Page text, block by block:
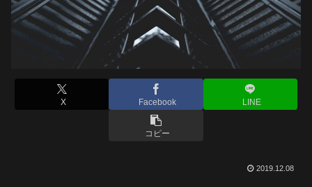
X Facebook LINE
コピー
2019.12.08